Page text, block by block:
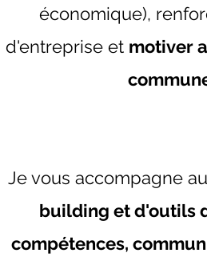
économique),
d'entreprise et motiver
Je vous accompagne
building et d'outils
compétences,